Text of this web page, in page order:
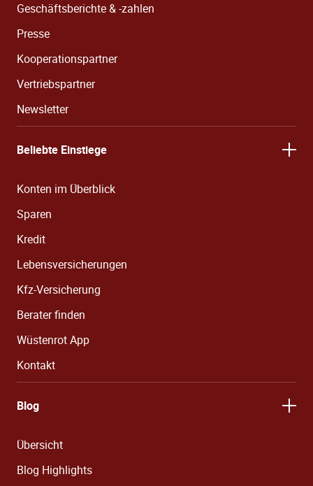
Geschäftsberichte & -zahlen
Presse
Kooperationspartner
Vertriebspartner
Newsletter
Beliebte Einstiege
Konten im Überblick
Sparen
Kredit
Lebensversicherungen
Kfz-Versicherung
Berater finden
Wüstenrot App
Kontakt
Blog
Übersicht
Blog Highlights